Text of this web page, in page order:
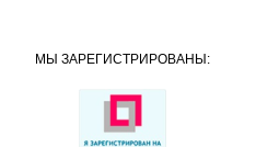
МЫ ЗАРЕГИСТРИРОВАНЫ: